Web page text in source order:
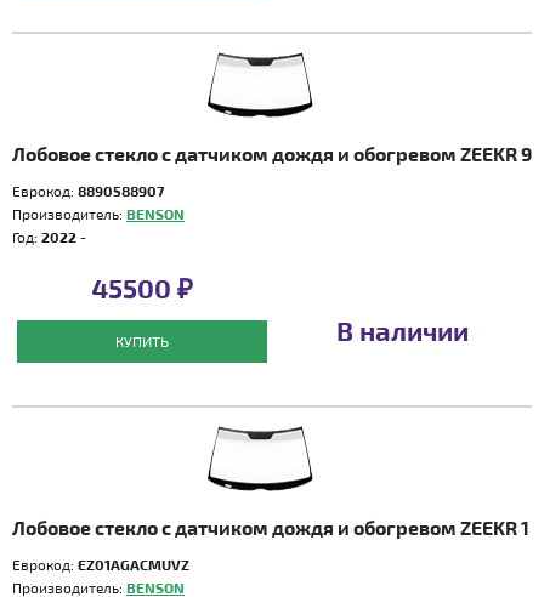
Лобовое стекло с датчиком дождя и обогревом ZEEKR 9
Еврокод: 8890588907
Производитель: BENSON
Год: 2022 -
45500 ₽
КУПИТЬ В наличии
Лобовое стекло с датчиком дождя и обогревом ZEEKR 1
Еврокод: EZ01AGACMUVZ
Производитель: BENSON